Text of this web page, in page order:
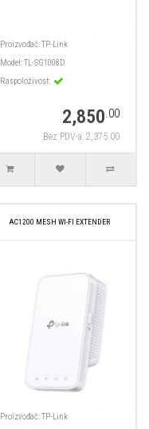
Proizvođač:TP-Link
Model:TL-SG1008D
Raspoloživost:
2,850.00
Bez PDV-a: 2,375.00
AC1200 MESH WI-FI EXTENDER
Proizvođač:TP-Link